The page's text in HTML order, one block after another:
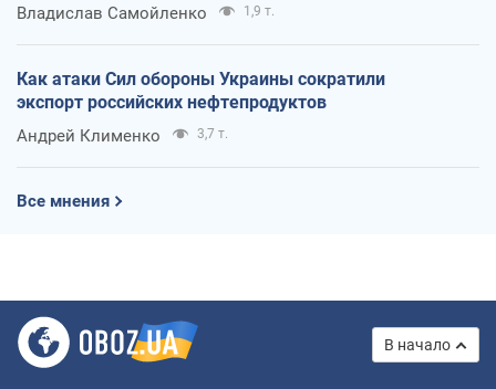
Владислав Самойленко 1,9 т.
Как атаки Сил обороны Украины сократили
экспорт российских нефтепродуктов
Андрей Клименко 3,7 т.
Все мнения
В начало